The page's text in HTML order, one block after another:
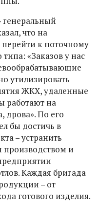
что на
к поточному
«Заказов у нас
утилизировать
ЖКХ, удаленные
работают на
дрова». По его
бы достичь в
– устранить
и
Каждая бригада
– от
готового изделия.